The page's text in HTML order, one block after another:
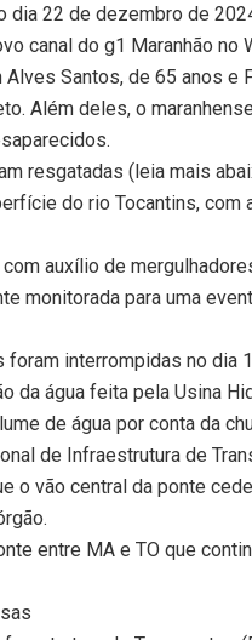
dia 22 de dezembro de
canal do g1 Maranhão no
Santos, de 65 anos e
Além deles, o
resgatadas (leia mais
do rio Tocantins, com
auxílio de
monitorada para uma
interrompidas no dia
da água feita pela Usina
de água por conta da
de Infraestrutura de
o vão central da ponte
entre MA e TO que